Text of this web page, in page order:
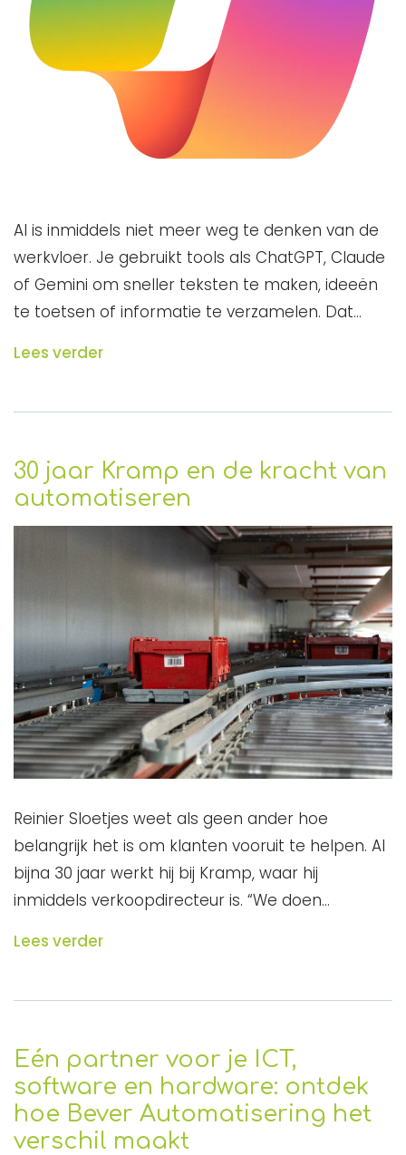
AI is inmiddels niet meer weg te denken van de
werkvloer. Je gebruikt tools als ChatGPT, Claude
of Gemini om sneller teksten te maken, ideeën
te toetsen of informatie te verzamelen. Dat…
Lees verder
30 jaar Kramp en de kracht van
automatiseren
Reinier Sloetjes weet als geen ander hoe
belangrijk het is om klanten vooruit te helpen. Al
bijna 30 jaar werkt hij bij Kramp, waar hij
inmiddels verkoopdirecteur is. “We doen…
Lees verder
Eén partner voor je ICT,
software en hardware: ontdek
hoe Bever Automatisering het
verschil maakt